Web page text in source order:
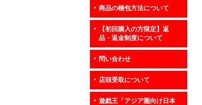
商品の梱包方法について
【初回購入の方限定】返
品・返金制度について
問い合わせ
店頭受取について
遊戯王「アジア圏向け日本